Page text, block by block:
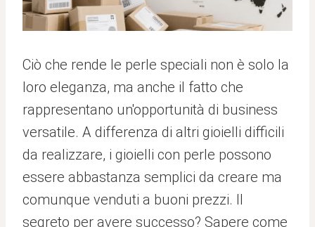
Ciò che rende le perle speciali non è solo la
loro eleganza, ma anche il fatto che
rappresentano un'opportunità di business
versatile. A differenza di altri gioielli difficili
da realizzare, i gioielli con perle possono
essere abbastanza semplici da creare ma
comunque venduti a buoni prezzi. Il
segreto per avere successo? Sapere come